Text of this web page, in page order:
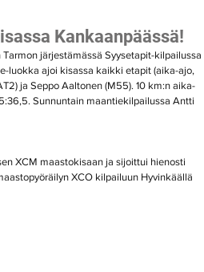
Kankaanpäässä!
järjestämässä Syysetapit-kilpailussa
luokka ajoi kisassa kaikki etapit (aika-ajo,
ja Seppo Aaltonen (M55). 10 km:n aika-
Sunnuntain maantiekilpailussa Antti
XCM maastokisaan ja sijoittui hienosti
XCO kilpailuun Hyvinkäällä